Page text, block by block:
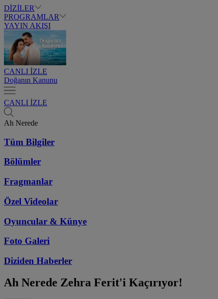
DİZİLER
PROGRAMLAR
YAYIN AKIŞI
CANLI İZLE
Doğanın Kanunu
CANLI İZLE
Ah Nerede
Tüm Bilgiler
Bölümler
Fragmanlar
Özel Videolar
Oyuncular & Künye
Foto Galeri
Diziden Haberler
Ah Nerede Zehra Ferit'i Kaçırıyor!